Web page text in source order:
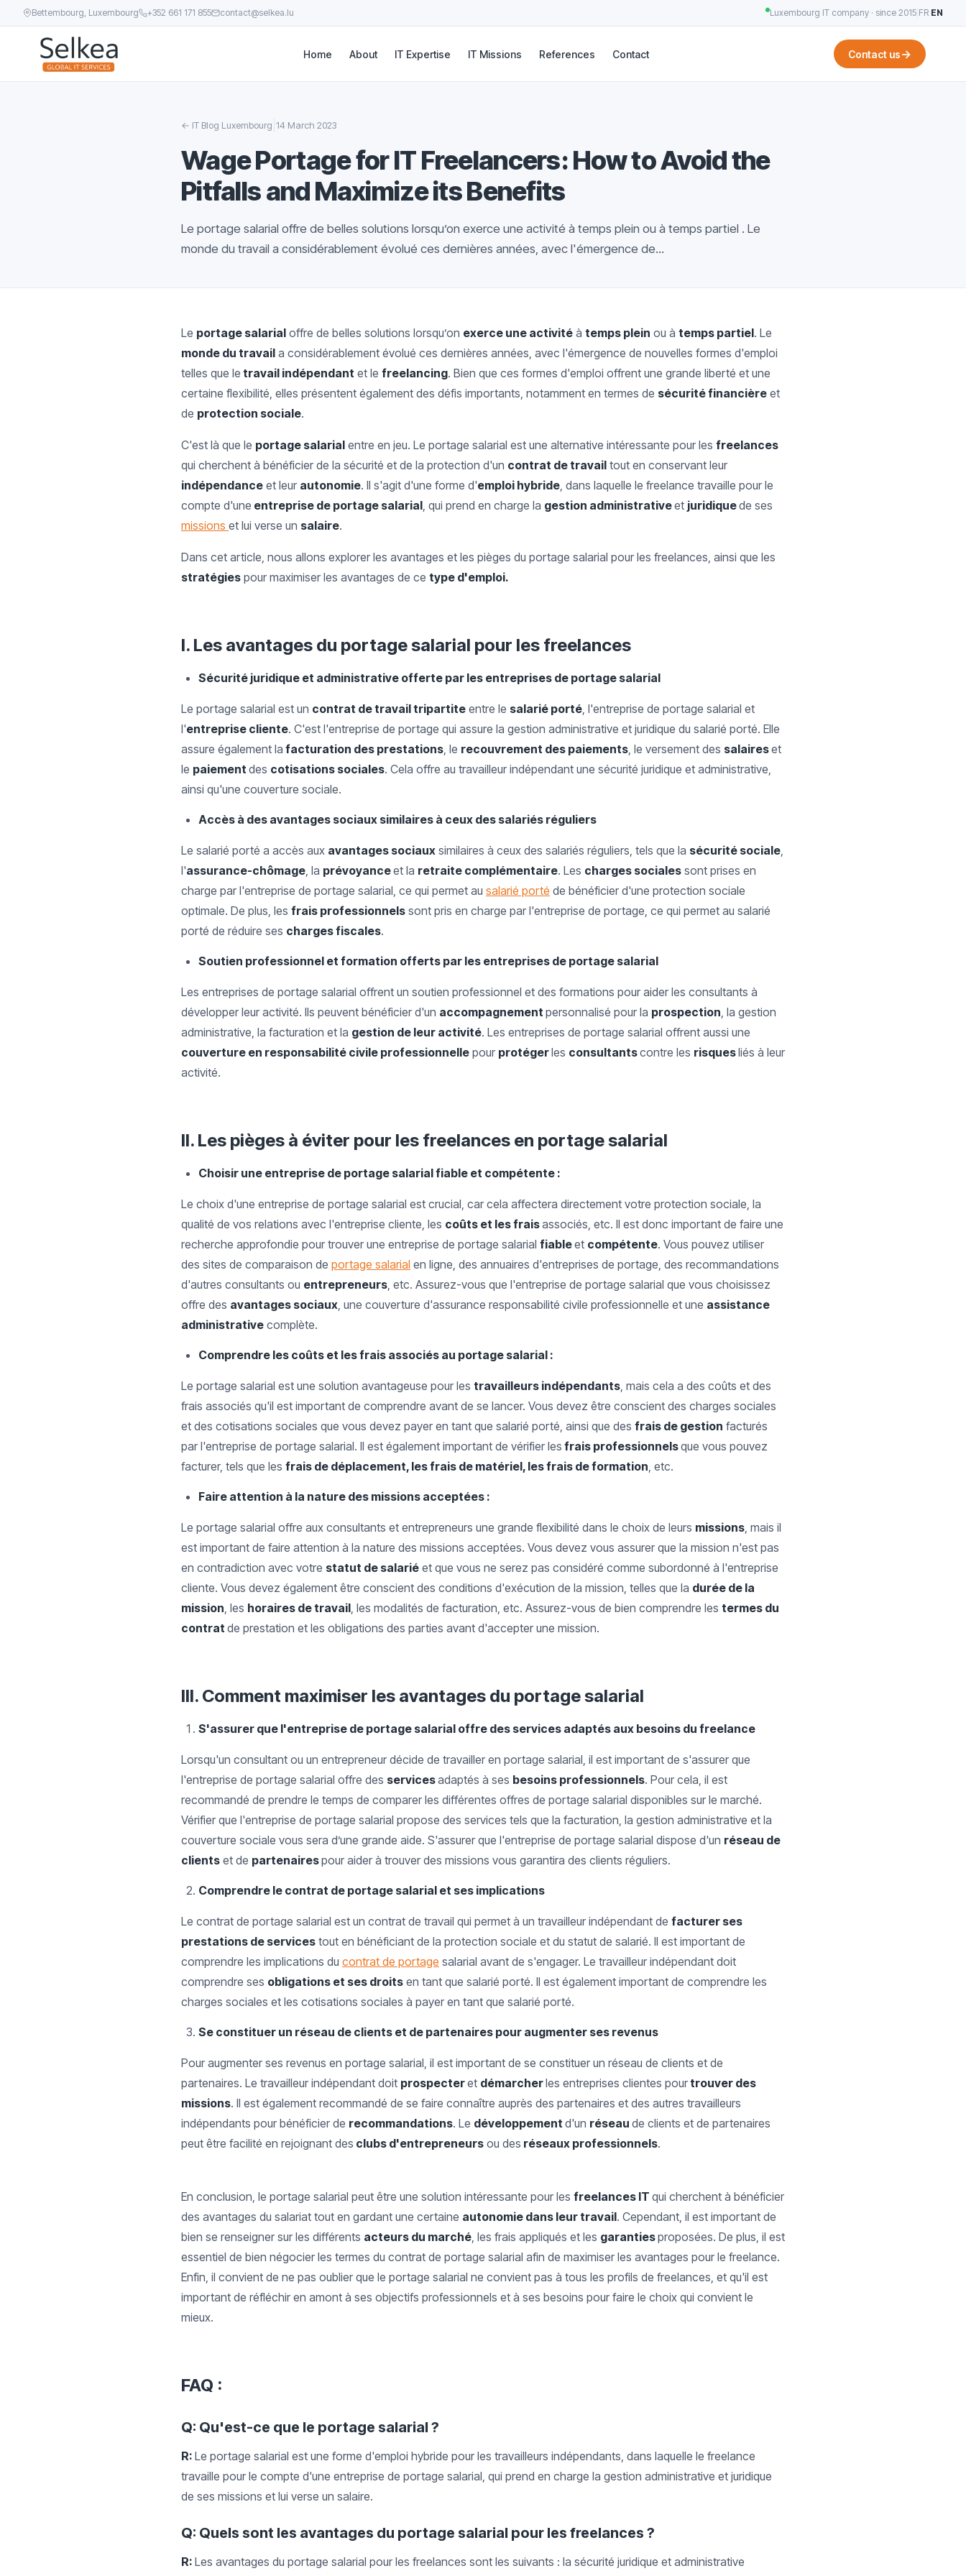
Bettembourg, Luxembourg +352 661 171 855 contact@selkea.lu Luxembourg IT company · since 2015 FR EN
Home About IT Expertise IT Missions References Contact Contact us→
← IT Blog Luxembourg 14 March 2023
Wage Portage for IT Freelancers: How to Avoid the
Pitfalls and Maximize its Benefits
Le portage salarial offre de belles solutions lorsqu’on exerce une activité à temps plein ou à temps partiel . Le
monde du travail a considérablement évolué ces dernières années, avec l'émergence de...
Le portage salarial offre de belles solutions lorsqu’on exerce une activité à temps plein ou à temps partiel. Le
monde du travail a considérablement évolué ces dernières années, avec l'émergence de nouvelles formes d'emploi
telles que le travail indépendant et le freelancing. Bien que ces formes d'emploi offrent une grande liberté et une
certaine flexibilité, elles présentent également des défis importants, notamment en termes de sécurité financière et
de protection sociale.
C'est là que le portage salarial entre en jeu. Le portage salarial est une alternative intéressante pour les freelances
qui cherchent à bénéficier de la sécurité et de la protection d'un contrat de travail tout en conservant leur
indépendance et leur autonomie. Il s'agit d'une forme d'emploi hybride, dans laquelle le freelance travaille pour le
compte d'une entreprise de portage salarial, qui prend en charge la gestion administrativeet juridiquede ses
missions et lui verse un salaire.
Dans cet article, nous allons explorer les avantages et les pièges du portage salarial pour les freelances, ainsi que les
stratégies pour maximiser les avantages de ce type d'emploi.
I. Les avantages du portage salarial pour les freelances
Sécurité juridique et administrative offerte par les entreprises de portage salarial
Le portage salarial est un contrat de travail tripartite entre le salarié porté, l'entreprise de portage salarial et
l'entreprise cliente. C'est l'entreprise de portage qui assure la gestion administrative et juridique du salarié porté. Elle
assure également la facturation des prestations, le recouvrement des paiements, le versement des salaireset
le paiement des cotisations sociales. Cela offre au travailleur indépendant une sécurité juridique et administrative,
ainsi qu'une couverture sociale.
Accès à des avantages sociaux similaires à ceux des salariés réguliers
Le salarié porté a accès aux avantages sociaux similaires à ceux des salariés réguliers, tels que la sécurité sociale,
l'assurance-chômage, la prévoyanceet la retraite complémentaire. Les charges sociales sont prises en
charge par l'entreprise de portage salarial, ce qui permet au salarié porté de bénéficier d'une protection sociale
optimale. De plus, les frais professionnels sont pris en charge par l'entreprise de portage, ce qui permet au salarié
porté de réduire ses charges fiscales.
Soutien professionnel et formation offerts par les entreprises de portage salarial
Les entreprises de portage salarial offrent un soutien professionnel et des formations pour aider les consultants à
développer leur activité. Ils peuvent bénéficier d'un accompagnement personnalisé pour la prospection, la gestion
administrative, la facturation et la gestion de leur activité. Les entreprises de portage salarial offrent aussi une
couverture en responsabilité civile professionnelle pour protégerles consultantscontre les risquesliés à leur
activité.
II. Les pièges à éviter pour les freelances en portage salarial
Choisir une entreprise de portage salarial fiable et compétente :
Le choix d'une entreprise de portage salarial est crucial, car cela affectera directement votre protection sociale, la
qualité de vos relations avec l'entreprise cliente, les coûts et les fraisassociés, etc. Il est donc important de faire une
recherche approfondie pour trouver une entreprise de portage salarial fiableet compétente. Vous pouvez utiliser
des sites de comparaison de portage salarial en ligne, des annuaires d'entreprises de portage, des recommandations
d'autres consultants ou entrepreneurs, etc. Assurez-vous que l'entreprise de portage salarial que vous choisissez
offre des avantages sociaux, une couverture d'assurance responsabilité civile professionnelle et une assistance
administrative complète.
Comprendre les coûts et les frais associés au portage salarial :
Le portage salarial est une solution avantageuse pour les travailleurs indépendants, mais cela a des coûts et des
frais associés qu'il est important de comprendre avant de se lancer. Vous devez être conscient des charges sociales
et des cotisations sociales que vous devez payer en tant que salarié porté, ainsi que des frais de gestion facturés
par l'entreprise de portage salarial. Il est également important de vérifier les frais professionnelsque vous pouvez
facturer, tels que les frais de déplacement, les frais de matériel, les frais de formation, etc.
Faire attention à la nature des missions acceptées :
Le portage salarial offre aux consultants et entrepreneurs une grande flexibilité dans le choix de leurs missions, mais il
est important de faire attention à la nature des missions acceptées. Vous devez vous assurer que la mission n'est pas
en contradiction avec votre statut de salarié et que vous ne serez pas considéré comme subordonné à l'entreprise
cliente. Vous devez également être conscient des conditions d'exécution de la mission, telles que la durée de la
mission, les horaires de travail, les modalités de facturation, etc. Assurez-vous de bien comprendre les termes du
contrat de prestation et les obligations des parties avant d'accepter une mission.
III. Comment maximiser les avantages du portage salarial
S'assurer que l'entreprise de portage salarial offre des services adaptés aux besoins du freelance
Lorsqu'un consultant ou un entrepreneur décide de travailler en portage salarial, il est important de s'assurer que
l'entreprise de portage salarial offre des servicesadaptés à ses besoins professionnels. Pour cela, il est
recommandé de prendre le temps de comparer les différentes offres de portage salarial disponibles sur le marché.
Vérifier que l'entreprise de portage salarial propose des services tels que la facturation, la gestion administrative et la
couverture sociale vous sera d’une grande aide. S'assurer que l'entreprise de portage salarial dispose d'un réseau de
clients et de partenairespour aider à trouver des missions vous garantira des clients réguliers.
Comprendre le contrat de portage salarial et ses implications
Le contrat de portage salarial est un contrat de travail qui permet à un travailleur indépendant de facturer ses
prestations de services tout en bénéficiant de la protection sociale et du statut de salarié. Il est important de
comprendre les implications du contrat de portage salarial avant de s'engager. Le travailleur indépendant doit
comprendre ses obligations et ses droits en tant que salarié porté. Il est également important de comprendre les
charges sociales et les cotisations sociales à payer en tant que salarié porté.
Se constituer un réseau de clients et de partenaires pour augmenter ses revenus
Pour augmenter ses revenus en portage salarial, il est important de se constituer un réseau de clients et de
partenaires. Le travailleur indépendant doit prospecteret démarcherles entreprises clientes pourtrouver des
missions. Il est également recommandé de se faire connaître auprès des partenaires et des autres travailleurs
indépendants pour bénéficier de recommandations. Le développement d'un réseau de clients et de partenaires
peut être facilité en rejoignant des clubs d'entrepreneurs ou des réseaux professionnels.
En conclusion, le portage salarial peut être une solution intéressante pour les freelances IT qui cherchent à bénéficier
des avantages du salariat tout en gardant une certaine autonomie dans leur travail. Cependant, il est important de
bien se renseigner sur les différents acteurs du marché, les frais appliqués et les garantiesproposées. De plus, il est
essentiel de bien négocier les termes du contrat de portage salarial afin de maximiser les avantages pour le freelance.
Enfin, il convient de ne pas oublier que le portage salarial ne convient pas à tous les profils de freelances, et qu'il est
important de réfléchir en amont à ses objectifs professionnels et à ses besoins pour faire le choix qui convient le
mieux.
FAQ :
Q: Qu'est-ce que le portage salarial ?
R: Le portage salarial est une forme d'emploi hybride pour les travailleurs indépendants, dans laquelle le freelance
travaille pour le compte d'une entreprise de portage salarial, qui prend en charge la gestion administrative et juridique
de ses missions et lui verse un salaire.
Q: Quels sont les avantages du portage salarial pour les freelances ?
R: Les avantages du portage salarial pour les freelances sont les suivants : la sécurité juridique et administrative